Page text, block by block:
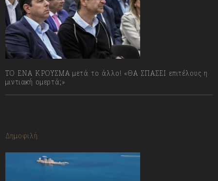
ΤΟ ΕΝΑ ΚΡΟΥΣΜΑ μετά το άλλο! «ΘΑ ΣΠΑΣΕΙ επιτέλους η
μιντιακή ομερτά;»
Δημοφιλή